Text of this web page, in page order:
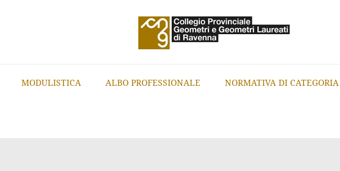
MODULISTICA ALBO PROFESSIONALE NORMATIVA DI CATEGORIA